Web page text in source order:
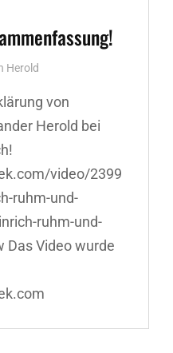
Herold
von
Herold bei
video/2399
ruhm-und-
ruhm-und-
Das Video wurde